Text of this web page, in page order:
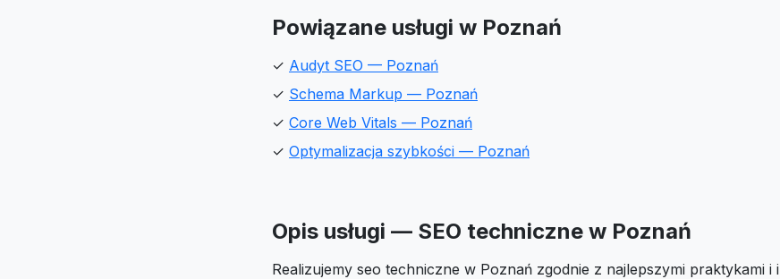
Powiązane usługi w Poznań
✓ Audyt SEO — Poznań
✓ Schema Markup — Poznań
✓ Core Web Vitals — Poznań
✓ Optymalizacja szybkości — Poznań
Opis usługi — SEO techniczne w Poznań
Realizujemy seo techniczne w Poznań zgodnie z najlepszymi praktykami i